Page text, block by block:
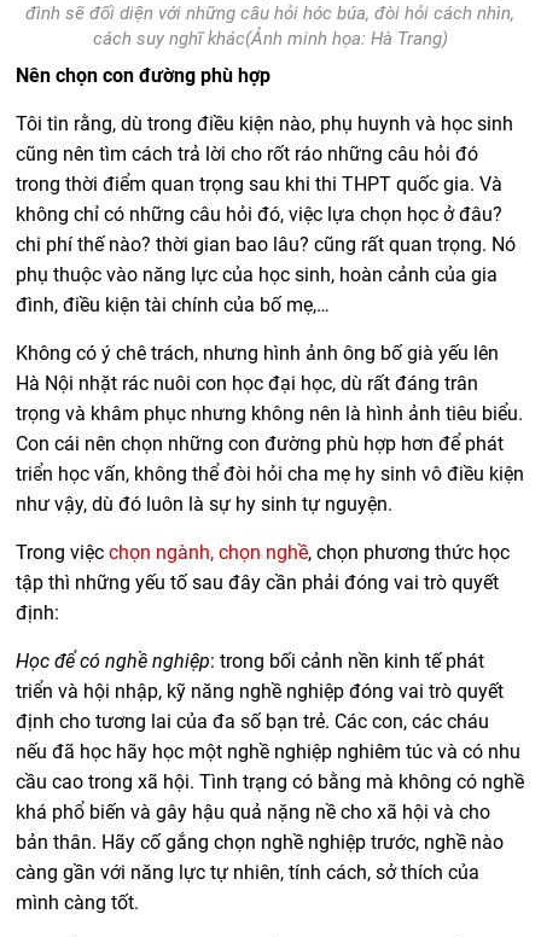
đình sẽ đối diện với những câu hỏi hóc búa, đòi hỏi cách nhìn,
cách suy nghĩ khác(Ảnh minh họa: Hà Trang)
Nên chọn con đường phù hợp
Tôi tin rằng, dù trong điều kiện nào, phụ huynh và học sinh
cũng nên tìm cách trả lời cho rốt ráo những câu hỏi đó
trong thời điểm quan trọng sau khi thi THPT quốc gia. Và
không chỉ có những câu hỏi đó, việc lựa chọn học ở đâu?
chi phí thế nào? thời gian bao lâu? cũng rất quan trọng. Nó
phụ thuộc vào năng lực của học sinh, hoàn cảnh của gia
đình, điều kiện tài chính của bố mẹ,…
Không có ý chê trách, nhưng hình ảnh ông bố già yếu lên
Hà Nội nhặt rác nuôi con học đại học, dù rất đáng trân
trọng và khâm phục nhưng không nên là hình ảnh tiêu biểu.
Con cái nên chọn những con đường phù hợp hơn để phát
triển học vấn, không thể đòi hỏi cha mẹ hy sinh vô điều kiện
như vậy, dù đó luôn là sự hy sinh tự nguyện.
Trong việcchọn ngành, chọn nghề, chọn phương thức học
tập thì những yếu tố sau đây cần phải đóng vai trò quyết
định:
Học để có nghề nghiệp: trong bối cảnh nền kinh tế phát
triển và hội nhập, kỹ năng nghề nghiệp đóng vai trò quyết
định cho tương lai của đa số bạn trẻ. Các con, các cháu
nếu đã học hãy học một nghề nghiệp nghiêm túc và có nhu
cầu cao trong xã hội. Tình trạng có bằng mà không có nghề
khá phổ biến và gây hậu quả nặng nề cho xã hội và cho
bản thân. Hãy cố gắng chọn nghề nghiệp trước, nghề nào
càng gần với năng lực tự nhiên, tính cách, sở thích của
mình càng tốt.